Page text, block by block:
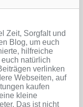
Zeit, Sorgfalt und
Blog, um euch
hilfreiche
natürlich
verlinken
Webseiten, auf
kaufen
kleine
Das ist nicht